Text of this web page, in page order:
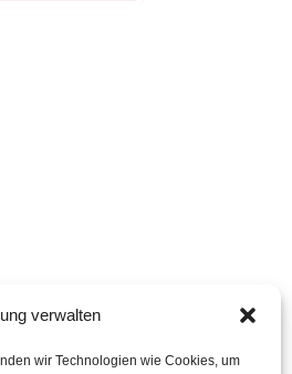
verwalten
wir Technologien wie Cookies, um